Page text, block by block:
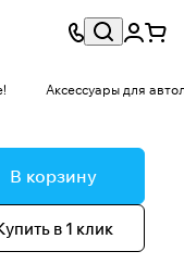
Аксессуары для
В корзину
в 1 клик